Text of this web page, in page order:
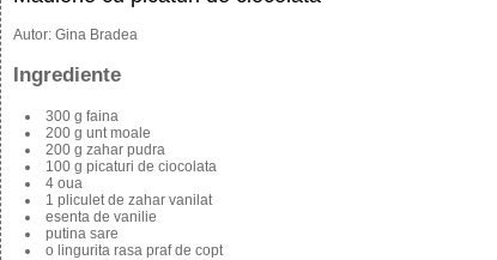
Autor: Gina Bradea
Ingrediente
300 g faina
200 g unt moale
200 g zahar pudra
100 g picaturi de ciocolata
4 oua
1 pliculet de zahar vanilat
esenta de vanilie
putina sare
o lingurita rasa praf de copt